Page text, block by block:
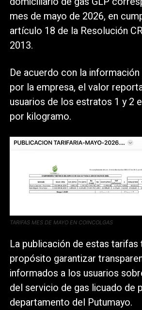
mes de mayo de 2026, en
artículo 18 de la Resolución
2013.
De acuerdo con la
por la empresa, el valor
usuarios de los estratos 1 y 2
por kilogramo.
TARIFAS MES DE MAYO EN COINCOLGAS
La publicación de estas
propósito garantizar
informados a los usuarios
del servicio de gas licuado de
departamento del Putumayo.